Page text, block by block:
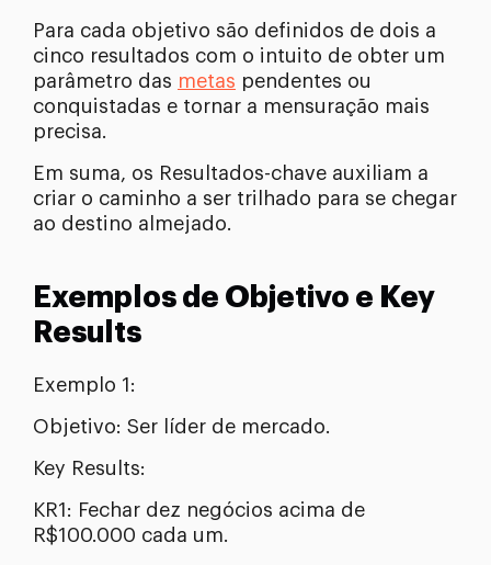
Para cada objetivo são definidos de dois a
cinco resultados com o intuito de obter um
parâmetro das metas pendentes ou
conquistadas e tornar a mensuração mais
precisa.
Em suma, os Resultados-chave auxiliam a
criar o caminho a ser trilhado para se chegar
ao destino almejado.
Exemplos de Objetivo e Key
Results
Exemplo 1:
Objetivo: Ser líder de mercado.
Key Results:
KR1: Fechar dez negócios acima de
R$100.000 cada um.